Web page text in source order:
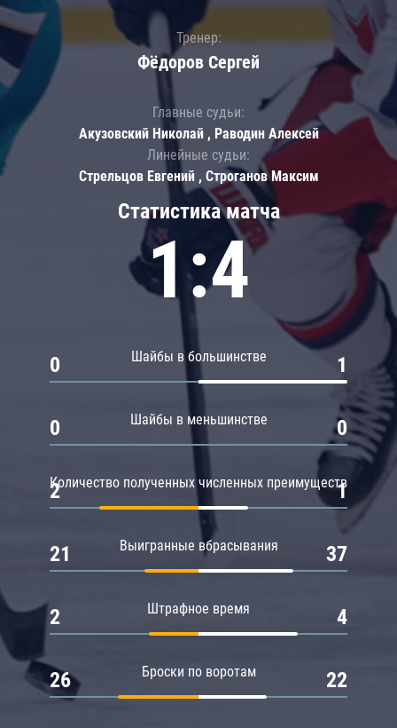
Статистика матча
1:4
Шайбы в большинстве
0 1
Шайбы в меньшинстве
0 0
Количество полученных численных преимуществ
2 1
Выигранные вбрасывания
21 37
Штрафное время
2 4
Броски по воротам
26 22
Тренер:
Фёдоров Сергей
Главные судьи:
Акузовский Николай , Раводин Алексей
Линейные судьи:
Стрельцов Евгений , Строганов Максим